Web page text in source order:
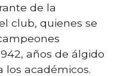
de la
club, quienes se
años de álgido
académicos.